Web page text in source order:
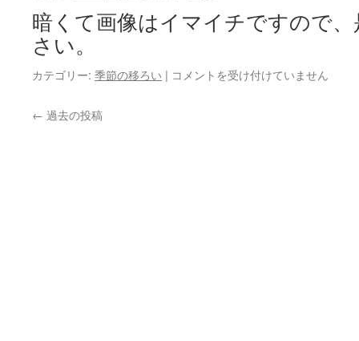
は
暗くて画像はイマイチですので
さい。
カテゴリー: 季節の移ろい | 夜
コメントを受け付けていません
← 過去の投稿